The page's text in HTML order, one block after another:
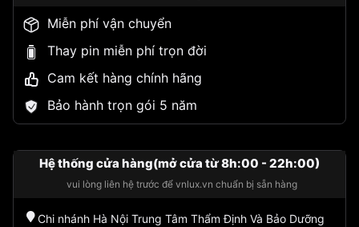
Miễn phí vận chuyển
Thay pin miễn phí trọn đời
Cam kết hàng chính hãng
Bảo hành trọn gói 5 năm
Hệ thống cửa hàng(mở cửa từ 8h:00 - 22h:00)
vui lòng liên hệ trước để vnlux.vn chuẩn bị sẵn hàng
Chi nhánh Hà Nội Trung Tâm Thẩm Định Và Bảo Dưỡng